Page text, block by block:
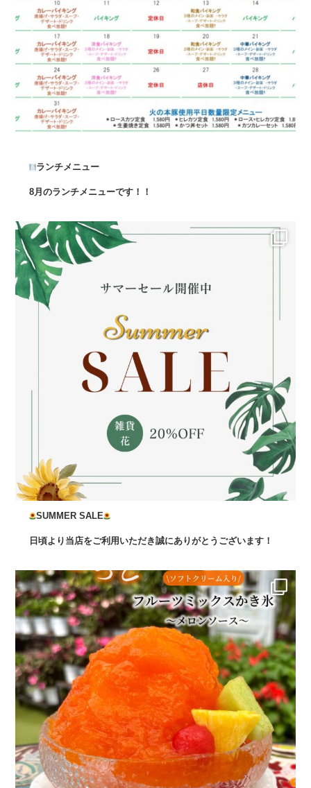
ランチメニュー
8月のランチメニューです！！
SUMMER SALE
日頃より当店をご利用いただき誠にありがとうございます！